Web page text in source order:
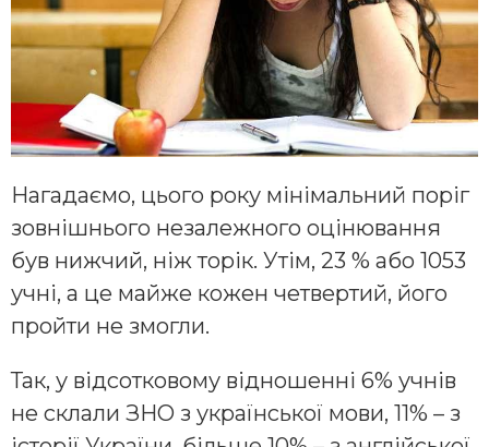
Нагадаємо, цього року мінімальний поріг
зовнішнього незалежного оцінювання
був нижчий, ніж торік. Утім, 23 % або 1053
учні, а це майже кожен четвертий, його
пройти не змогли.
Так, у відсотковому відношенні 6% учнів
не склали ЗНО з української мови, 11% – з